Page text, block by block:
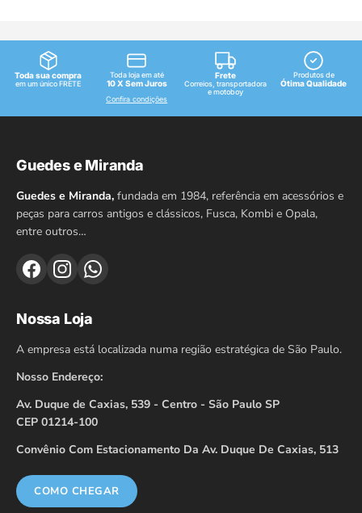
Toda sua compra
em um único FRETE
Toda loja em até
10 X Sem Juros
Confira condições
Frete
Correios, transportadora
e motoboy
Produtos de
Ótima Qualidade
Guedes e Miranda
Guedes e Miranda, fundada em 1984, referência em acessórios e
peças para carros antigos e clássicos, Fusca, Kombi e Opala,
entre outros…
Nossa Loja
A empresa está localizada numa região estratégica de São Paulo.
Nosso Endereço:
Av. Duque de Caxias, 539 - Centro - São Paulo SP
CEP 01214-100
Convênio Com Estacionamento Da Av. Duque De Caxias, 513
COMO CHEGAR